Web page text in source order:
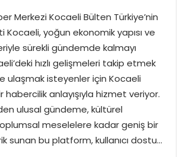
Merkezi Kocaeli Bülten Türkiye’nin
Kocaeli, yoğun ekonomik yapısı ve
sürekli gündemde kalmayı
hızlı gelişmeleri takip etmek
ulaşmak isteyenler için Kocaeli
habercilik anlayışıyla hizmet veriyor.
ulusal gündeme, kültürel
meselelere kadar geniş bir
sunan bu platform, kullanıcı dostu…